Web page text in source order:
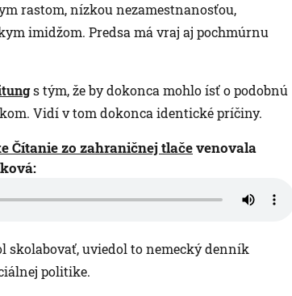
rastom, nízkou nezamestnanosťou,
imidžom. Predsa má vraj aj pochmúrnu
s tým, že by dokonca mohlo ísť o podobnú
Vidí v tom dokonca identické príčiny.
Čítanie zo zahraničnej tlačevenovala
skolabovať, uviedol to nemecký denník
politike.